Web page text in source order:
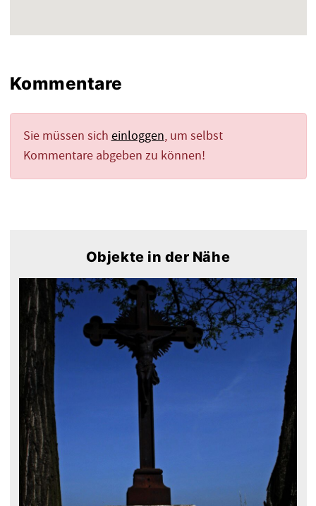
Kommentare
Sie müssen sich einloggen, um selbst
Kommentare abgeben zu können!
Objekte in der Nähe